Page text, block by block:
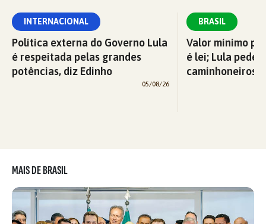
INTERNACIONAL
Política externa do Governo Lula
é respeitada pelas grandes
potências, diz Edinho
05/08/26
BRASIL
Valor mínimo
é lei; Lula pede
caminhoneiros
MAIS DE BRASIL